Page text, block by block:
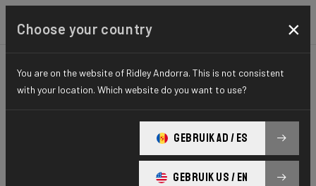
Condiciones de uso
BCF ("Belgian Cycling Factory") opera ridley-
bikes.com y puede operar otros sitios web. Es
política de BCF respetar su privacidad con
Choose your country ×
You are on the website of Ridley Andorra. This is not consistent
with your location. Which website do you want to use?
GEBRUIK AD / ES
GEBRUIK US / EN